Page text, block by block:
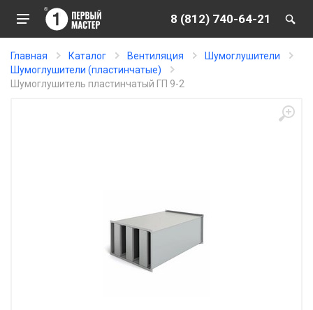
8 (812) 740-64-21
Главная Каталог Вентиляция
Шумоглушители
Шумоглушители (пластинчатые)
Шумоглушитель пластинчатый ГП 9-2